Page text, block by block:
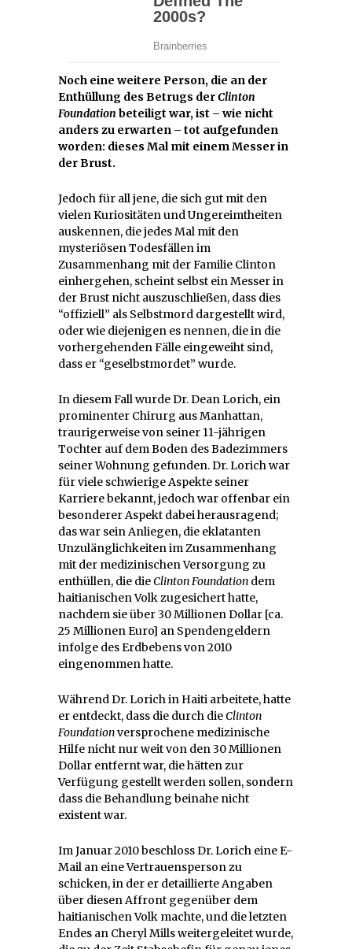
Noch eine weitere Person, die an der
Enthüllung des Betrugs derClinton
Foundation beteiligt war, ist – wie nicht
anders zu erwarten – tot aufgefunden
worden: dieses Mal mit einem Messer in
der Brust.
Jedoch für all jene, die sich gut mit den
vielen Kuriositäten und Ungereimtheiten
auskennen, die jedes Mal mit den
mysteriösen Todesfällen im
Zusammenhang mit der Familie Clinton
einhergehen, scheint selbst ein Messer in
der Brust nicht auszuschließen, dass dies
“offiziell” als Selbstmord dargestellt wird,
oder wie diejenigen es nennen, die in die
vorhergehenden Fälle eingeweiht sind,
dass er “geselbstmordet” wurde.
In diesem Fall wurde Dr. Dean Lorich, ein
prominenter Chirurg aus Manhattan,
traurigerweise von seiner 11-jährigen
Tochter auf dem Boden des Badezimmers
seiner Wohnung gefunden. Dr. Lorich war
für viele schwierige Aspekte seiner
Karriere bekannt, jedoch war offenbar ein
besonderer Aspekt dabei herausragend;
das war sein Anliegen, die eklatanten
Unzulänglichkeiten im Zusammenhang
mit der medizinischen Versorgung zu
enthüllen, die dieClinton Foundation dem
haitianischen Volk zugesichert hatte,
nachdem sie über 30 Millionen Dollar [ca.
25 Millionen Euro] an Spendengeldern
infolge des Erdbebens von 2010
eingenommen hatte.
Während Dr. Lorich in Haiti arbeitete, hatte
er entdeckt, dass die durch dieClinton
Foundationversprochene medizinische
Hilfe nicht nur weit von den 30 Millionen
Dollar entfernt war, die hätten zur
Verfügung gestellt werden sollen, sondern
dass die Behandlung beinahe nicht
existent war.
Im Januar 2010 beschloss Dr. Lorich eine E-
Mail an eine Vertrauensperson zu
schicken, in der er detaillierte Angaben
über diesen Affront gegenüber dem
haitianischen Volk machte, und die letzten
Endes an Cheryl Mills weitergeleitet wurde,